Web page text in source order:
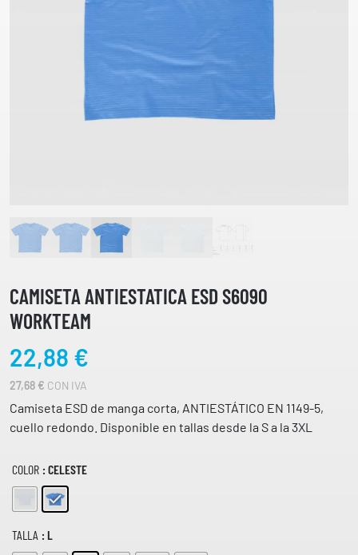
CAMISETA ANTIESTATICA ESD S6090
WORKTEAM
22,88 €
27,68 € CON IVA
Camiseta ESD de manga corta, ANTIESTÁTICO EN 1149-5,
cuello redondo. Disponible en tallas desde la S a la 3XL
COLOR : CELESTE
TALLA : L